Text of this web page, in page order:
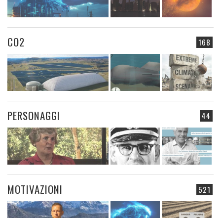
168
CO2
44
PERSONAGGI
521
MOTIVAZIONI